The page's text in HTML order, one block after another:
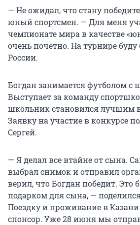
— Не ожидал, что стану
юный спортсмен. — Для меня
чемпионате мира в качестве
очень почетно. На турнире буду
России.
Богдан занимается футболом с
Выступает за команду
школьник становился лучшим
Заявку на участие в конкурсе
Сергей.
— Я делал все втайне от сына.
выбрал снимок и отправил
верил, что Богдан победит.
подарком для сына, —
Поездку и проживание в
спонсор. Уже 28 июня мы